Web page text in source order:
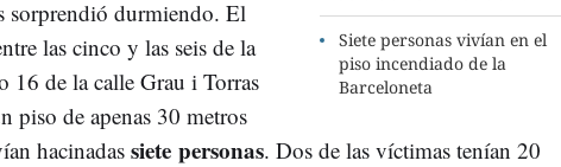
Siete personas vivían en el
piso incendiado de la
Barceloneta
sorprendió durmiendo. El
las cinco y las seis de la
16 de la calle Grau i Torras
piso de apenas 30 metros
hacinadassiete personas. Dos de las víctimas tenían 20